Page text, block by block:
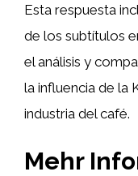
Esta respuesta
de los subtítulos
el análisis y
la influencia de la
industria del café.
Mehr